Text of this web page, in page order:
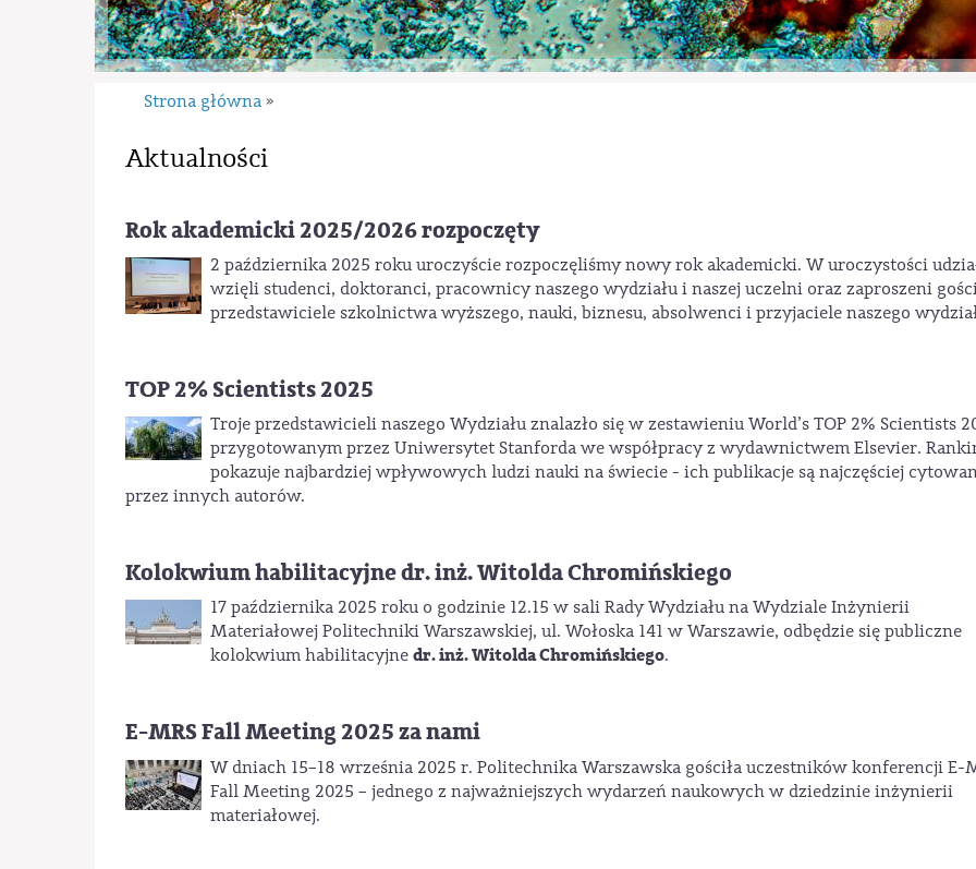
Strona główna »
Aktualności
Rok akademicki 2025/2026 rozpoczęty
2 października 2025 roku uroczyście rozpoczęliśmy nowy rok akademicki. W uroczystości
wzięli studenci, doktoranci, pracownicy naszego wydziału i naszej uczelni oraz zaproszeni
przedstawiciele szkolnictwa wyższego, nauki, biznesu, absolwenci i przyjaciele naszego
TOP 2% Scientists 2025
Troje przedstawicieli naszego Wydziału znalazło się w zestawieniu World’s TOP 2% Scientists
przygotowanym przez Uniwersytet Stanforda we współpracy z wydawnictwem Elsevier.
pokazuje najbardziej wpływowych ludzi nauki na świecie - ich publikacje są najczęściej
przez innych autorów.
Kolokwium habilitacyjne dr. inż. Witolda Chromińskiego
17 października 2025 roku o godzinie 12.15 w sali Rady Wydziału na Wydziale Inżynierii
Materiałowej Politechniki Warszawskiej, ul. Wołoska 141 w Warszawie, odbędzie się publiczne
kolokwium habilitacyjne dr. inż. Witolda Chromińskiego.
E-MRS Fall Meeting 2025 za nami
W dniach 15–18 września 2025 r. Politechnika Warszawska gościła uczestników konferencji E-
Fall Meeting 2025 – jednego z najważniejszych wydarzeń naukowych w dziedzinie inżynierii
materiałowej.